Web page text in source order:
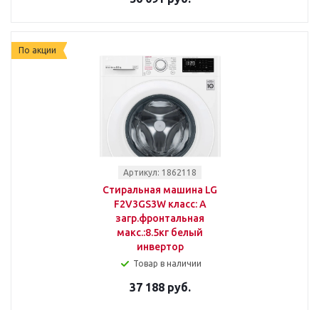
По акции
Артикул: 1862118
Стиральная машина LG
F2V3GS3W класс: A
загр.фронтальная
макс.:8.5кг белый
инвертор
Товар в наличии
37 188 руб.